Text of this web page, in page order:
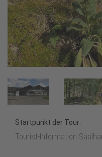
Startpunkt der Tour:
Tourist-Information